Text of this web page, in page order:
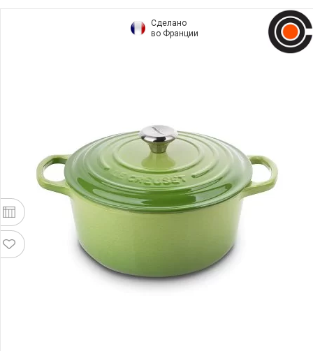
Сделано
во Франции